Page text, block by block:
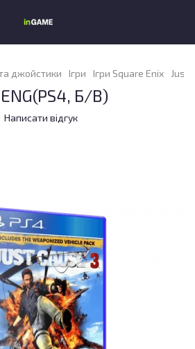
джойстики Ігри Ігри Square Enix Just
Б/В)
Написати відгук